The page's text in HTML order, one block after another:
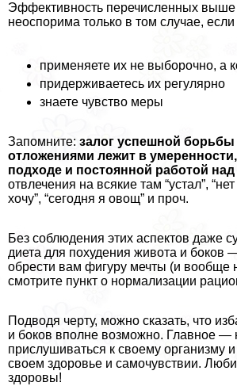
Эффективность перечисленных выше
неоспорима только в том случае,
применяете их не выборочно, а
придерживаетесь их регулярно
знаете чувство меры
Запомните: залог успешной
отложениями лежит в
подходе и постоянной работой
отвлечения на всякие там “устал”,
хочу”, “сегодня я овощ” и проч.
Без соблюдения этих аспектов даже
диета для похудения живота и боков
обрести вам фигуру мечты (и вообще
смотрите пункт о нормализации
Подводя черту, можно сказать, что
и боков вполне возможно. Главное —
прислушиваться к своему организму и
своем здоровье и самочувствии.
здоровы!